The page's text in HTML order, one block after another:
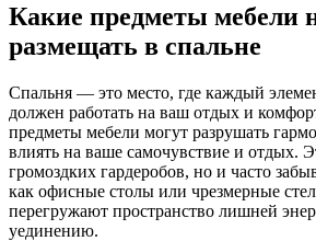
Какие предметы мебели
размещать в спальне
Спальня — это место, где каждый
должен работать на ваш отдых и
предметы мебели могут разрушать
влиять на ваше самочувствие и отдых.
громоздких гардеробов, но и часто
как офисные столы или чрезмерные
перегружают пространство лишней
уединению.